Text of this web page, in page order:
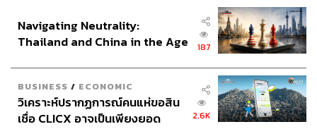
ต้อนรับนักท่องเที่ยวทุกท่านอีกด้วย ซึ่งพอฟังเรื่องราวแนวคิด
เกี่ยวกับพิพิธภัณฑ์นี้แล้วจึงอยากจะมาเล่าให้ทุกคนฟัง เพื่อ
เชิญชวนให้ทุกคนไปเที่ยวกันมากๆ
Navigating Neutrality:
Thailand and China in the Age
187
BUSINESS / ECONOMIC
วิเคราะห์ปรากฏการณ์คนแห่ขอสิน
เชื่อ CLICX อาจเป็นเพียงยอด
2.6K